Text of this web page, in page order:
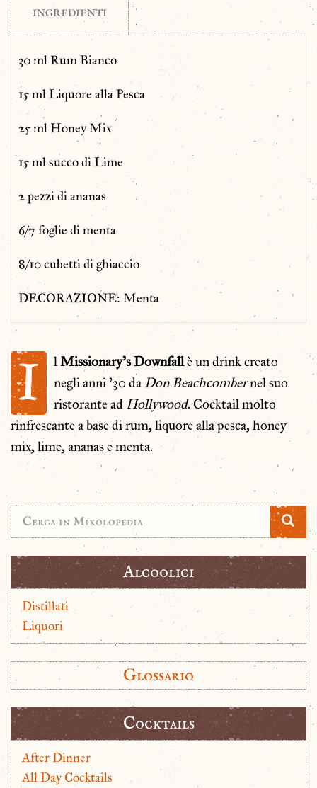
INGREDIENTI
30 ml Rum Bianco
15 ml Liquore alla Pesca
25 ml Honey Mix
15 ml succo di Lime
2 pezzi di ananas
6/7 foglie di menta
8/10 cubetti di ghiaccio
DECORAZIONE: Menta
I lMissionary’s Downfallè un drink creato
negli anni ’30 da Don Beachcombernel suo
ristorante ad Hollywood. Cocktail molto
rinfrescante a base di rum, liquore alla pesca, honey
mix, lime, ananas e menta.
Alcoolici
Distillati
Liquori
Glossario
Cocktails
After Dinner
All Day Cocktails